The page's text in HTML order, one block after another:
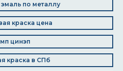
эмаль по металлу
краска цена
цинэп
краска в СПб